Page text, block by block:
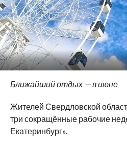
Ближайший отдых — в июне
Жителей Свердловской
три сокращённые рабочие
Екатеринбург».